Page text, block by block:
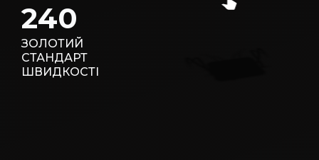
240
ЗОЛОТИЙ
СТАНДАРТ
ШВИДКОСТІ